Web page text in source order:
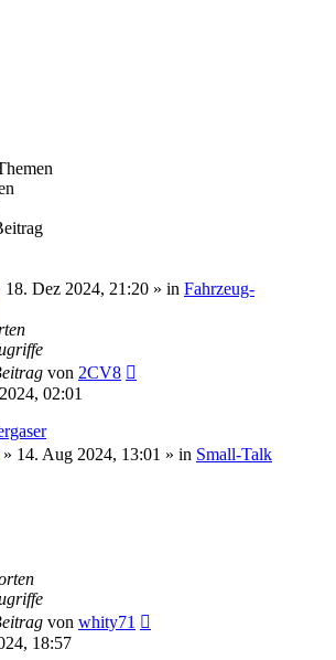
18. Dez 2024, 21:20 » in Fahrzeug-
von 2CV8
02:01
» 14. Aug 2024, 13:01 » in Small-Talk
von whity71
18:57